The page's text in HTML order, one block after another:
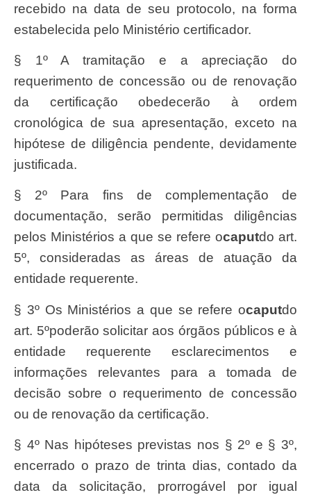
recebido na data de seu protocolo, na forma
estabelecida pelo Ministério certificador.
§ 1º A tramitação e a apreciação do
requerimento de concessão ou de renovação
da certificação obedecerão à ordem
cronológica de sua apresentação, exceto na
hipótese de diligência pendente, devidamente
justificada.
§ 2º Para fins de complementação de
documentação, serão permitidas diligências
pelos Ministérios a que se refere o caputdo art.
5º, consideradas as áreas de atuação da
entidade requerente.
§ 3º Os Ministérios a que se refere o caputdo
art. 5ºpoderão solicitar aos órgãos públicos e à
entidade requerente esclarecimentos e
informações relevantes para a tomada de
decisão sobre o requerimento de concessão
ou de renovação da certificação.
§ 4º Nas hipóteses previstas nos § 2º e § 3º,
encerrado o prazo de trinta dias, contado da
data da solicitação, prorrogável por igual